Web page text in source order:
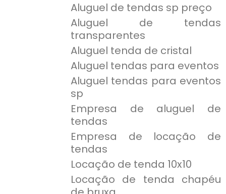
Aluguel de tendas sp preço
Aluguel de tendas
transparentes
Aluguel tenda de cristal
Aluguel tendas para eventos
Aluguel tendas para eventos
sp
Empresa de aluguel de
tendas
Empresa de locação de
tendas
Locação de tenda 10x10
Locação de tenda chapéu